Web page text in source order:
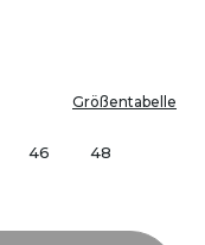
Größentabelle
46 48